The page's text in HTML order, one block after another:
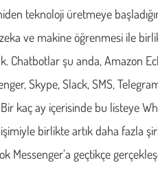
teknoloji üretmeye
ve makine öğrenmesi ile
Chatbotlar şu anda, Amazon
Skype, Slack, SMS,
kaç ay içerisinde bu listeye
birlikte artık daha fazla
Messenger’a geçtikçe